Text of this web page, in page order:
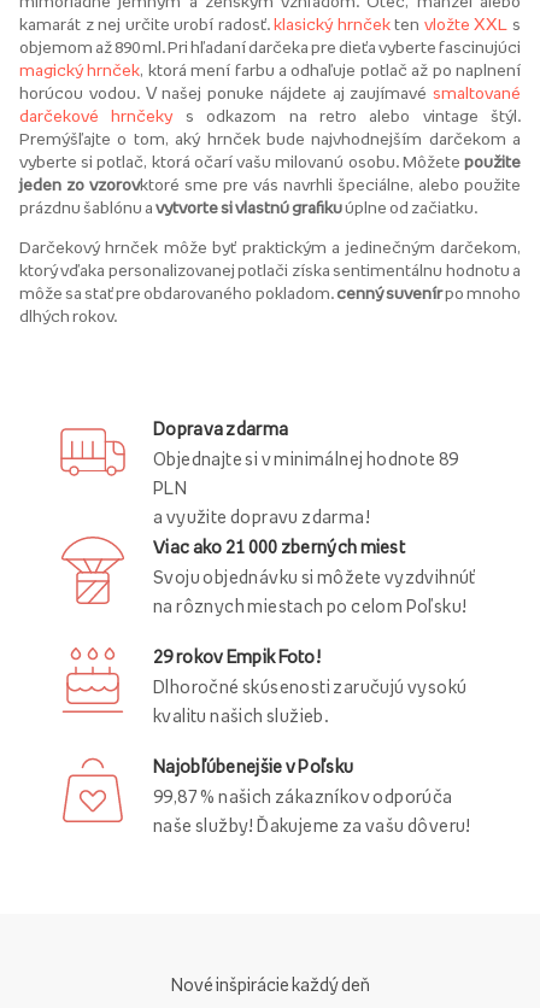
kamarát z nej určite urobí radosť.klasický hrnčekten vložte XXL
s
objemom až 890 ml. Pri hľadaní darčeka pre dieťa vyberte fascinujúci
magický hrnček , ktorá mení farbu a odhaľuje potlač až po naplnení
horúcou vodou. V našej ponuke nájdete aj zaujímavé smaltované
darčekové hrnčekys odkazom na retro alebo vintage štýl.
Premýšľajte o tom, aký hrnček bude najvhodnejším darčekom a
vyberte si potlač, ktorá očarí vašu milovanú osobu. Môžete použite
jeden zo vzorovktoré sme pre vás navrhli špeciálne, alebo použite
prázdnu šablónu a vytvorte si vlastnú grafikuúplne od začiatku.
Darčekový hrnček môže byť praktickým a jedinečným darčekom,
ktorý vďaka personalizovanej potlači získa sentimentálnu hodnotu a
môže sa stať pre obdarovaného pokladom.cenný suvenírpo mnoho
dlhých rokov.
Doprava zdarma
Objednajte si v minimálnej hodnote 89
PLN
a využite dopravu zdarma!
Viac ako 21 000 zberných miest
Svoju objednávku si môžete vyzdvihnúť
na rôznych miestach po celom Poľsku!
29 rokov Empik Foto!
Dlhoročné skúsenosti zaručujú vysokú
kvalitu našich služieb.
Najobľúbenejšie v Poľsku
99,87 % našich zákazníkov odporúča
naše služby! Ďakujeme za vašu dôveru!
Nové inšpirácie každý deň